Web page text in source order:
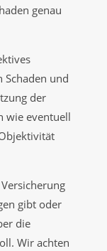
genau
Schaden und
der
wie eventuell
gibt oder
die
Wir achten